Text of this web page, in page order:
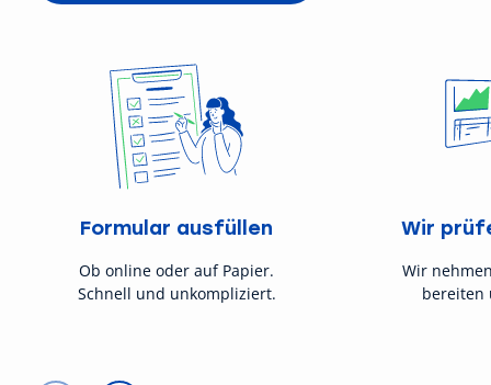
Formular ausfüllen
Ob online oder auf Papier.
Schnell und unkompliziert.
Wir
Wir
bereiten